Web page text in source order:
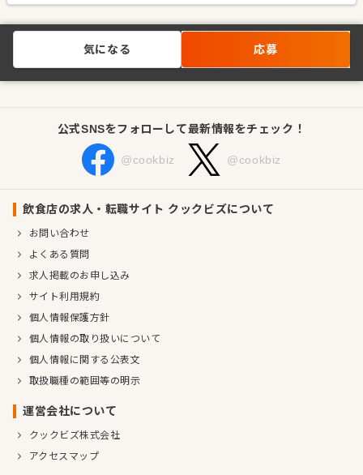
気になる 応募
公式SNSをフォローして最新情報をチェック！
@cookbiz @cookbiz
飲食店の求人・転職サイト クックビズについて
お問い合わせ
よくある質問
求人掲載のお申し込み
サイト利用規約
個人情報保護方針
個人情報の取り扱いについて
個人情報に関する公表文
取扱職種の範囲等の明示
運営会社について
クックビズ株式会社
アクセスマップ